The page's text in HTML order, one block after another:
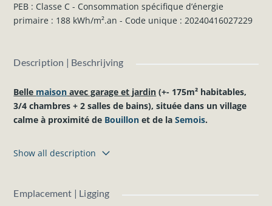
PEB : Classe C - Consommation spécifique d’énergie
primaire : 188 kWh/m².an - Code unique : 20240416027229
Description | Beschrijving
Belle maison avec garage et jardin (+- 175m² habitables,
3/4 chambres + 2 salles de bains), située dans un village
calme à proximité de Bouillon et de laSemois.
Rez-de-chaussée :
équipée (four, taque, lave-vaisselle, évier) et coin déjeuner,
salle de bains (baignoire, lavabo, WC), 3 chambres.
Show all description
Emplacement | Ligging